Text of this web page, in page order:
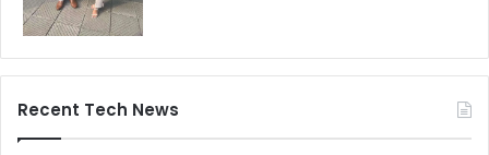
Recent Tech News